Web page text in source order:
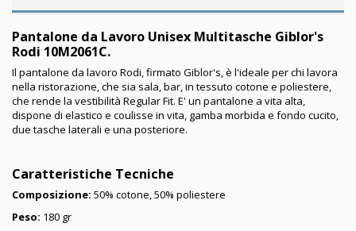
Pantalone da Lavoro Unisex Multitasche Giblor's
Rodi 10M2061C.
Il pantalone da lavoro Rodi, firmato Giblor's, è l'ideale per chi lavora
nella ristorazione, che sia sala, bar, in tessuto cotone e poliestere,
che rende la vestibilità Regular Fit. E' un pantalone a vita alta,
dispone di elastico e coulisse in vita, gamba morbida e fondo cucito,
due tasche laterali e una posteriore.
Caratteristiche Tecniche
Composizione: 50% cotone, 50% poliestere
Peso: 180 gr